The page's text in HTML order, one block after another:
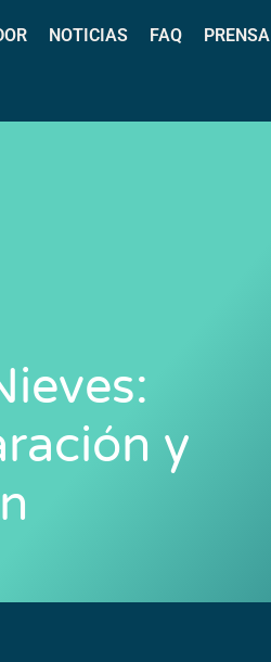
NOTICIAS FAQ PRENSA
y